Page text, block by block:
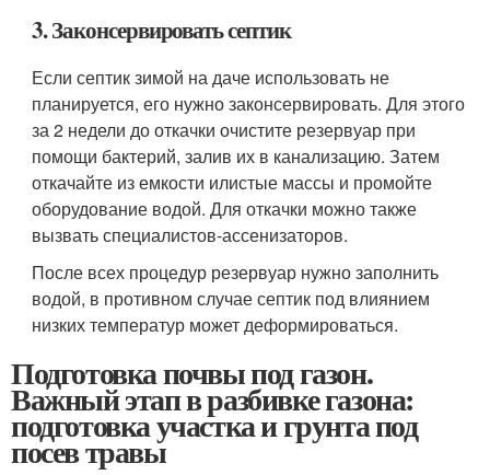
3. Законсервировать септик
Если септик зимой на даче использовать не
планируется, его нужно законсервировать. Для этого
за 2 недели до откачки очистите резервуар при
помощи бактерий, залив их в канализацию. Затем
откачайте из емкости илистые массы и промойте
оборудование водой. Для откачки можно также
вызвать специалистов-ассенизаторов.
После всех процедур резервуар нужно заполнить
водой, в противном случае септик под влиянием
низких температур может деформироваться.
Подготовка почвы под газон.
Важный этап в разбивке газона:
подготовка участка и грунта под
посев травы